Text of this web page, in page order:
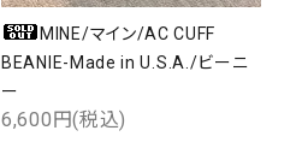
MINE/マイン/AC CUFF
BEANIE-Made in U.S.A./ビーニ
ー
6,600円(税込)